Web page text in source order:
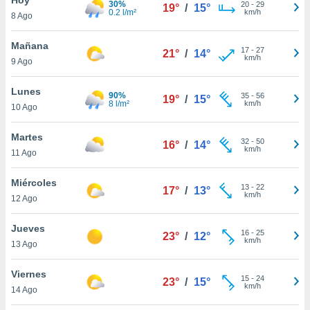
en
más
nuestra
de
cookies
aceptar
8 Ago
30%
0.2 l/m²
19° / 15° 20- 29
km/h
Mañana
9 Ago
21° / 14° 17- 27
km/h
Lunes
10 Ago
90%
8 l/m²
19° / 15° 35- 56
km/h
Martes
11 Ago
16° / 14° 32- 50
km/h
Miércoles
12 Ago
17° / 13° 13- 22
km/h
Jueves
13 Ago
23° / 12° 16- 25
km/h
Viernes
14 Ago
23° / 15° 15- 24
km/h